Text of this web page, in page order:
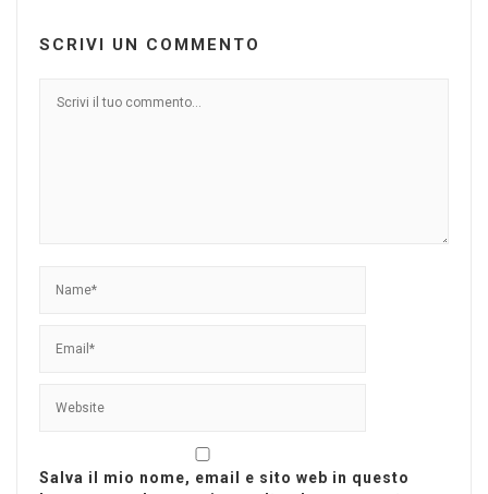
SCRIVI UN COMMENTO
Salva il mio nome, email e sito web in questo